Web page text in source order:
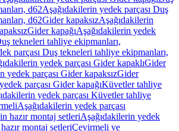
d62Aşağıdakilerin yedek parçası Duş
d62Gider kapaksızAşağıdakilerin
Gider kapağıAşağıdakilerin yedek
tekneleri tahliye ekipmanları,
parçası Duş tekneleri tahliye ekipmanları,
yedek parçası Gider kapaklıGider
yedek parçası Gider kapaksızGider
parçası Gider kapağıKüvetler tahliye
yedek parçası Küvetler tahliye
Aşağıdakilerin yedek parçası
hazır montaj setleriAşağıdakilerin yedek
montaj setleriÇevirmeli ve